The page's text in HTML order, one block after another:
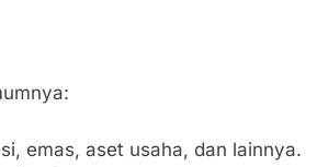
emas, aset usaha, dan lainnya.